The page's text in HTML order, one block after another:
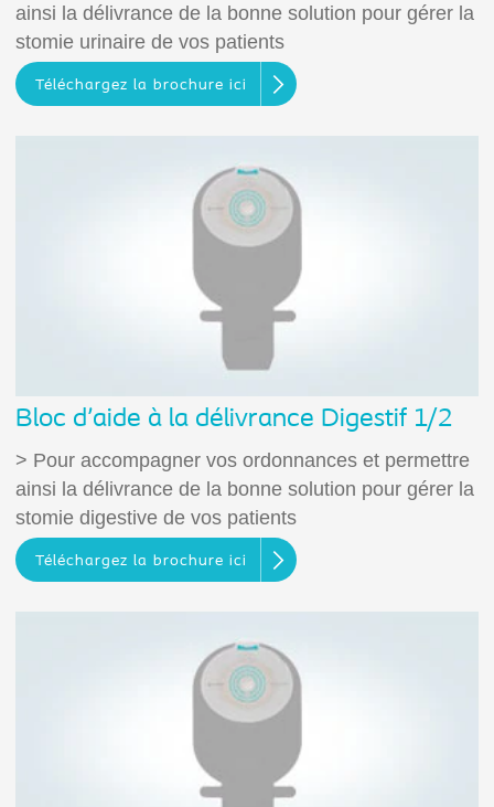
ainsi la délivrance de la bonne solution pour gérer la
stomie urinaire de vos patients
Téléchargez la brochure ici
Bloc d'aide à la délivrance Digestif 1/2
> Pour accompagner vos ordonnances et permettre
ainsi la délivrance de la bonne solution pour gérer la
stomie digestive de vos patients
Téléchargez la brochure ici